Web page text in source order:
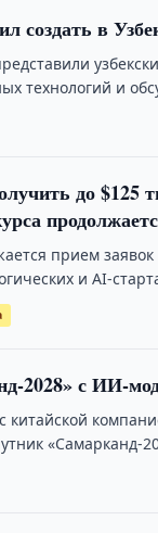
создать в
технологий и
до $125
прием
и AI-
2028» с ИИ-
китайской
«Самарканд-